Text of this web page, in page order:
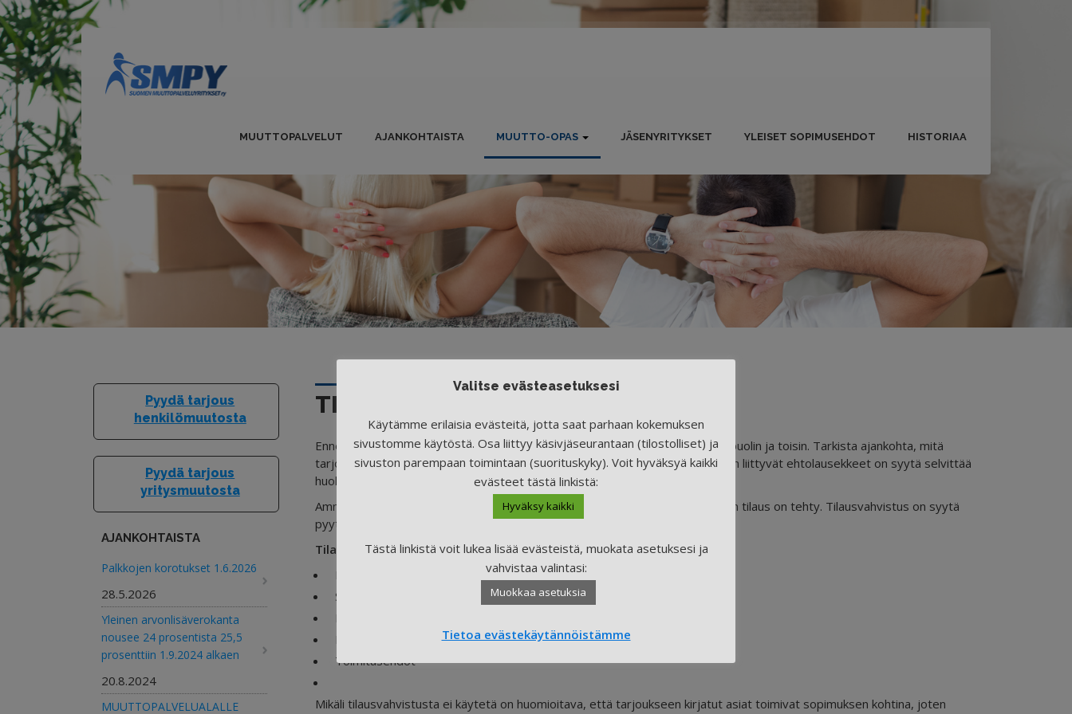
MUUTTOPALVELUT AJANKOHTAISTA MUUTTO-OPAS JÄSENYRITYKSET YLEISET SOPIMUSEHDOT HISTORIAA
Pyydä tarjous
henkilömuutosta
Pyydä tarjous
yritysmuutosta
AJANKOHTAISTA
Palkkojen korotukset 1.6.2026
28.5.2026
Yleinen arvonlisäverokanta
nousee 24 prosentista 25,5
prosenttiin 1.9.2024 alkaen
20.8.2024
MUUTTOPALVELUALALLE
TILAAMINEN
Ennen tilaamista varmista vielä kertaalleen, että asiat on ymmärretty oikein puolin ja toisin. Tarkista ajankohta, mitä
tarjoukseen sisältyy (resurssit) ja hinnoittelu perusteet. Erilaiset hinnoitteluun liittyvät ehtolausekkeet on syytä selvittää
huolellisesti.
Ammattiyritykset lähettävät aina kirjallisen tilausvahvistuksen, sen jälkeen kun tilaus on tehty. Tilausvahvistus on syytä
pyytää erikseen, mikäli sellaista ei yritys automaattisesti lähetä.
Tilausvahvistuksessa tulee löytyä ainakin seuraavat tiedot:
Sovitun palvelun aikataulut
Toimitusehdot
Mikäli tilausvahvistusta ei käytetä on huomioitava, että tarjoukseen kirjatut asiat toimivat sopimuksen kohtina, joten
Valitse evästeasetuksesi
Käytämme erilaisia evästeitä, jotta saat parhaan kokemuksen
sivustomme käytöstä. Osa liittyy käsivjäseurantaan (tilostolliset) ja
sivuston parempaan toimintaan (suorituskyky). Voit hyväksyä kaikki
evästeet tästä linkistä:
Hyväksy kaikki
Tästä linkistä voit lukea lisää evästeistä, muokata asetuksesi ja
vahvistaa valintasi:
Muokkaa asetuksia
Tietoa evästekäytännöistämme